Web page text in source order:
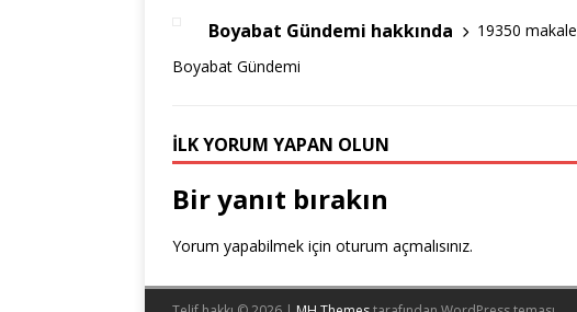
b
o
k
r
Boyabat Gündemi hakkında
19350 makale
Boyabat Gündemi
İLK YORUM YAPAN OLUN
Bir yanıt bırakın
Yorum yapabilmek için oturum açmalısınız.